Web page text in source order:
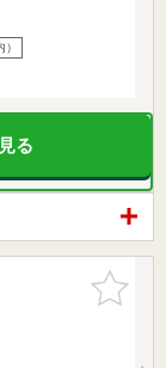
る
お気に入
りに追加